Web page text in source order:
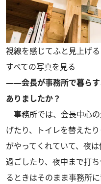
視線を感じてふと見上げる
すべての写真を見る
――会長が事務所で暮らす
ありましたか？
事務所では、会長中心
げたり、トイレを替えた
がやってくれていて、夜
過ごしたり、夜中まで打
るときはそのまま事務所